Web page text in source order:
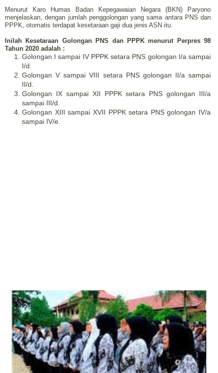
Menurut Karo Humas Badan Kepegawaian Negara (BKN) Paryono
menjelaskan, dengan jumlah penggolongan yang sama antara PNS dan
PPPK, otomatis terdapat kesetaraan gaji dua jenis ASN itu.
Inilah Kesetaraan Golongan PNS dan PPPK menurut Perpres 98
Tahun 2020 adalah :
Golongan I sampai IV PPPK setara PNS golongan I/a sampai
I/d.
Golongan V sampai VIII setara PNS golongan II/a sampai
II/d.
Golongan IX sampai XII PPPK setara PNS golongan III/a
sampai III/d.
Golongan XIII sampai XVII PPPK setara PNS golongan IV/a
sampai IV/e.